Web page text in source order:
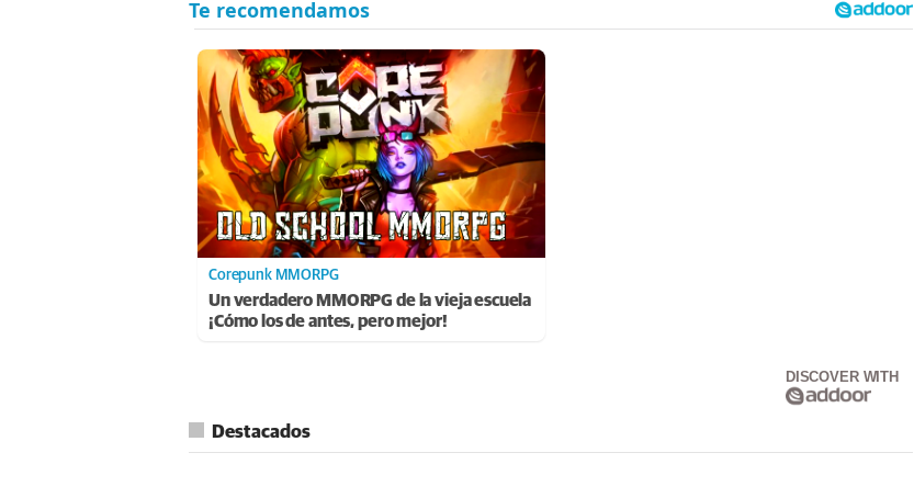
Corepunk MMORPG
Un verdadero MMORPG de la vieja escuela
¡Cómo los de antes, pero mejor!
DISCOVER WITH
Destacados